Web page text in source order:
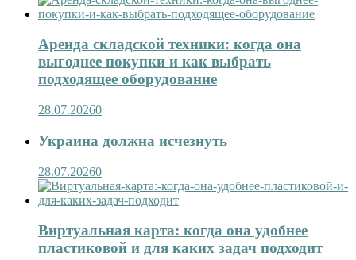
Аренда складской техники: когда она
выгоднее покупки и как выбрать
подходящее оборудование
28.07.20260
Украина должна исчезнуть
28.07.20260
Виртуальная карта: когда она удобнее
пластиковой и для каких задач подходит